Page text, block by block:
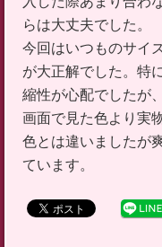
らは大丈夫でした。
今回はいつものサイ
が大正解でした。特
縮性が心配でしたが
画面で見た色より実
色とは違いましたが
ています。